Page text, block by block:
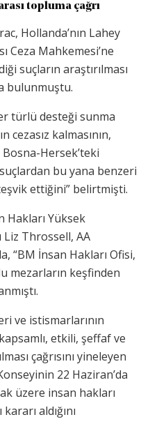
topluma çağrı
Hollanda’nın Lahey
Ceza Mahkemesi’ne
suçların araştırılması
bulunmuştu.
türlü desteği sunma
cezasız kalmasının,
Hersek’teki
bu yana benzeri
ettiğini” belirtmişti.
Hakları Yüksek
Liz Throssell, AA
“BM İnsan Hakları Ofisi,
mezarların keşfinden
ve istismarlarının
etkili, şeffaf ve
çağrısını yineleyen
22 Haziran’da
üzere insan hakları
aldığını